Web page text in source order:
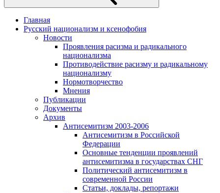
Главная
Русский национализм и ксенофобия
Новости
Проявления расизма и радикального
национализма
Противодействие расизму и радикальному
национализму
Нормотворчество
Мнения
Публикации
Документы
Архив
Антисемитизм 2003-2006
Антисемитизм в Российской
Федерации
Основные тенденции проявлений
антисемитизма в государствах СНГ
Политический антисемитизм в
современной России
Статьи, доклады, репортажи